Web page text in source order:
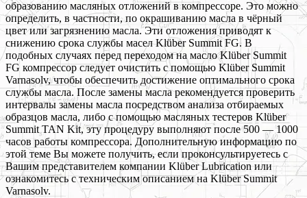
образованию масляных отложений в компрессоре. Это можно
определить, в частности, по окрашиванию масла в чёрный
цвет или загрязнению масла. Эти отложения приводят к
снижению срока службы масел Klüber Summit FG. В
подобных случаях перед переходом на масло Klüber Summit
FG компрессор следует очистить с помощью Klüber Summit
Varnasolv, чтобы обеспечить достижение оптимального срока
службы масла. После замены масла рекомендуется проверить
интервалы замены масла посредством анализа отбираемых
образцов масла, либо с помощью масляных тестеров Klüber
Summit TAN Kit, эту процедуру выполняют после 500 — 1000
часов работы компрессора. Дополнительную информацию по
этой теме Вы можете получить, если проконсультируетесь с
Вашим представителем компании Klüber Lubrication или
ознакомитесь с техническим описанием на Klüber Summit
Varnasolv.